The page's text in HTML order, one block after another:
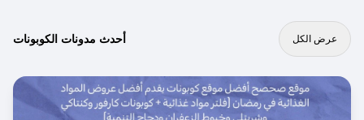
أحدث مدونات الكوبونات عرض الكل